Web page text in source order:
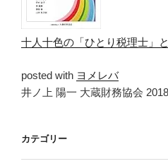
十人十色の「ひとり税理士」
posted with ヨメレバ
井ノ上 陽一 大蔵財務協会
カテゴリー